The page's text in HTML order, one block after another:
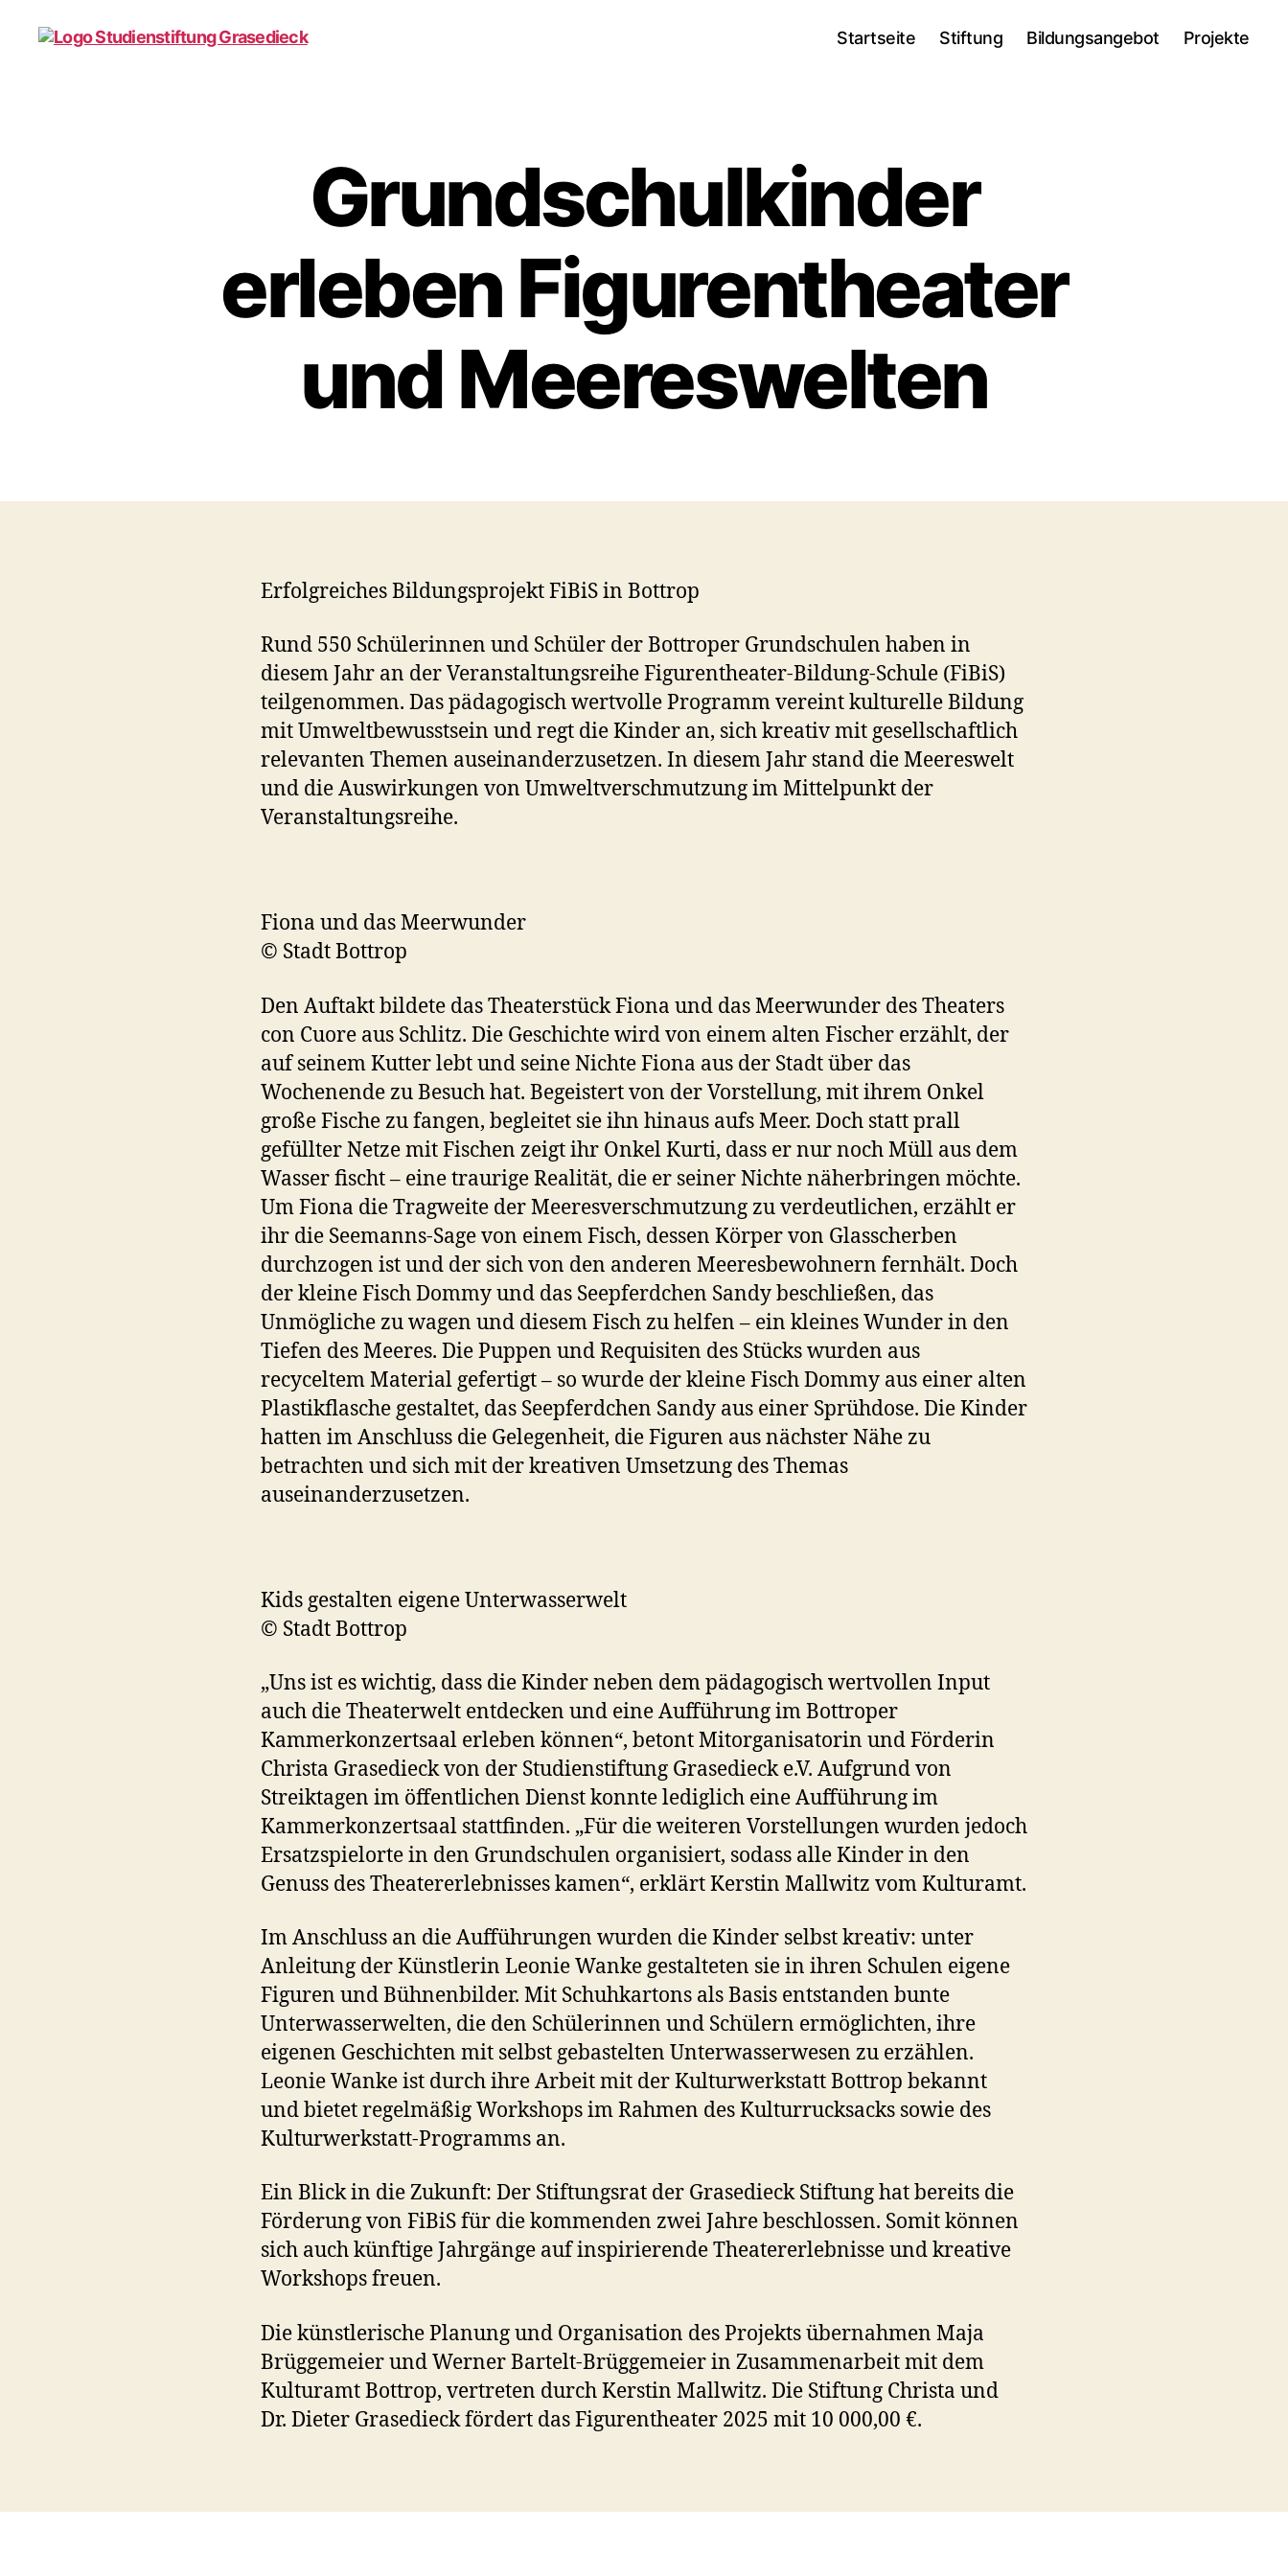
Startseite Stiftung Bildungsangebot Projekte
Grundschulkinder
erleben Figurentheater
und Meereswelten
Erfolgreiches Bildungsprojekt FiBiS in Bottrop
Rund 550 Schülerinnen und Schüler der Bottroper Grundschulen haben in
diesem Jahr an der Veranstaltungsreihe Figurentheater-Bildung-Schule (FiBiS)
teilgenommen. Das pädagogisch wertvolle Programm vereint kulturelle Bildung
mit Umweltbewusstsein und regt die Kinder an, sich kreativ mit gesellschaftlich
relevanten Themen auseinanderzusetzen. In diesem Jahr stand die Meereswelt
und die Auswirkungen von Umweltverschmutzung im Mittelpunkt der
Veranstaltungsreihe.
Fiona und das Meerwunder
© Stadt Bottrop
Den Auftakt bildete das Theaterstück Fiona und das Meerwunder des Theaters
con Cuore aus Schlitz. Die Geschichte wird von einem alten Fischer erzählt, der
auf seinem Kutter lebt und seine Nichte Fiona aus der Stadt über das
Wochenende zu Besuch hat. Begeistert von der Vorstellung, mit ihrem Onkel
große Fische zu fangen, begleitet sie ihn hinaus aufs Meer. Doch statt prall
gefüllter Netze mit Fischen zeigt ihr Onkel Kurti, dass er nur noch Müll aus dem
Wasser fischt – eine traurige Realität, die er seiner Nichte näherbringen möchte.
Um Fiona die Tragweite der Meeresverschmutzung zu verdeutlichen, erzählt er
ihr die Seemanns-Sage von einem Fisch, dessen Körper von Glasscherben
durchzogen ist und der sich von den anderen Meeresbewohnern fernhält. Doch
der kleine Fisch Dommy und das Seepferdchen Sandy beschließen, das
Unmögliche zu wagen und diesem Fisch zu helfen – ein kleines Wunder in den
Tiefen des Meeres. Die Puppen und Requisiten des Stücks wurden aus
recyceltem Material gefertigt – so wurde der kleine Fisch Dommy aus einer alten
Plastikflasche gestaltet, das Seepferdchen Sandy aus einer Sprühdose. Die Kinder
hatten im Anschluss die Gelegenheit, die Figuren aus nächster Nähe zu
betrachten und sich mit der kreativen Umsetzung des Themas
auseinanderzusetzen.
Kids gestalten eigene Unterwasserwelt
© Stadt Bottrop
„Uns ist es wichtig, dass die Kinder neben dem pädagogisch wertvollen Input
auch die Theaterwelt entdecken und eine Aufführung im Bottroper
Kammerkonzertsaal erleben können“, betont Mitorganisatorin und Förderin
Christa Grasedieck von der Studienstiftung Grasedieck e.V. Aufgrund von
Streiktagen im öffentlichen Dienst konnte lediglich eine Aufführung im
Kammerkonzertsaal stattfinden. „Für die weiteren Vorstellungen wurden jedoch
Ersatzspielorte in den Grundschulen organisiert, sodass alle Kinder in den
Genuss des Theatererlebnisses kamen“, erklärt Kerstin Mallwitz vom Kulturamt.
Im Anschluss an die Aufführungen wurden die Kinder selbst kreativ: unter
Anleitung der Künstlerin Leonie Wanke gestalteten sie in ihren Schulen eigene
Figuren und Bühnenbilder. Mit Schuhkartons als Basis entstanden bunte
Unterwasserwelten, die den Schülerinnen und Schülern ermöglichten, ihre
eigenen Geschichten mit selbst gebastelten Unterwasserwesen zu erzählen.
Leonie Wanke ist durch ihre Arbeit mit der Kulturwerkstatt Bottrop bekannt
und bietet regelmäßig Workshops im Rahmen des Kulturrucksacks sowie des
Kulturwerkstatt-Programms an.
Ein Blick in die Zukunft: Der Stiftungsrat der Grasedieck Stiftung hat bereits die
Förderung von FiBiS für die kommenden zwei Jahre beschlossen. Somit können
sich auch künftige Jahrgänge auf inspirierende Theatererlebnisse und kreative
Workshops freuen.
Die künstlerische Planung und Organisation des Projekts übernahmen Maja
Brüggemeier und Werner Bartelt-Brüggemeier in Zusammenarbeit mit dem
Kulturamt Bottrop, vertreten durch Kerstin Mallwitz. Die Stiftung Christa und
Dr. Dieter Grasedieck fördert das Figurentheater 2025 mit 10 000,00 €.